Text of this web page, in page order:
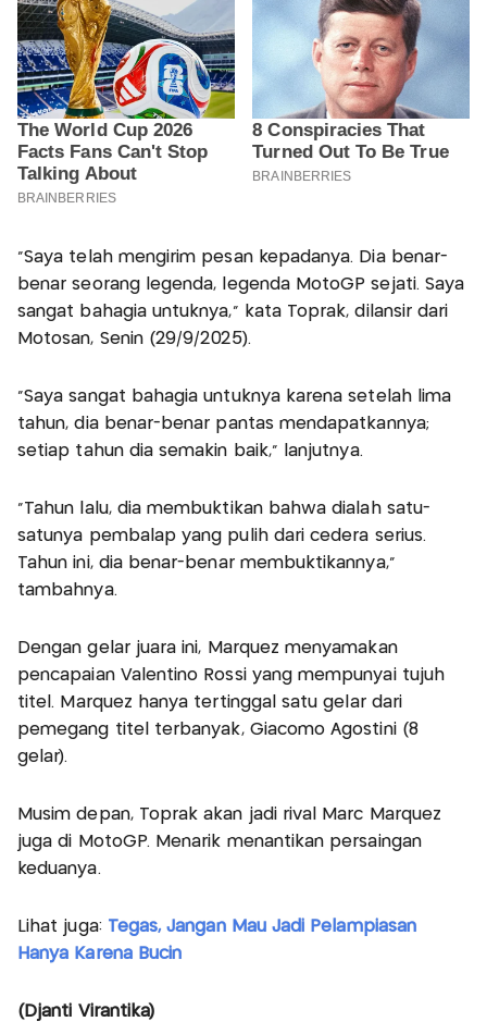
"Saya telah mengirim pesan kepadanya. Dia benar-
benar seorang legenda, legenda MotoGP sejati. Saya
sangat bahagia untuknya," kata Toprak, dilansir dari
Motosan, Senin (29/9/2025).
"Saya sangat bahagia untuknya karena setelah lima
tahun, dia benar-benar pantas mendapatkannya;
setiap tahun dia semakin baik," lanjutnya.
"Tahun lalu, dia membuktikan bahwa dialah satu-
satunya pembalap yang pulih dari cedera serius.
Tahun ini, dia benar-benar membuktikannya,"
tambahnya.
Dengan gelar juara ini, Marquez menyamakan
pencapaian Valentino Rossi yang mempunyai tujuh
titel. Marquez hanya tertinggal satu gelar dari
pemegang titel terbanyak, Giacomo Agostini (8
gelar).
Musim depan, Toprak akan jadi rival Marc Marquez
juga di MotoGP. Menarik menantikan persaingan
keduanya.
Lihat juga: Tegas, Jangan Mau Jadi Pelampiasan
Hanya Karena Bucin
(Djanti Virantika)